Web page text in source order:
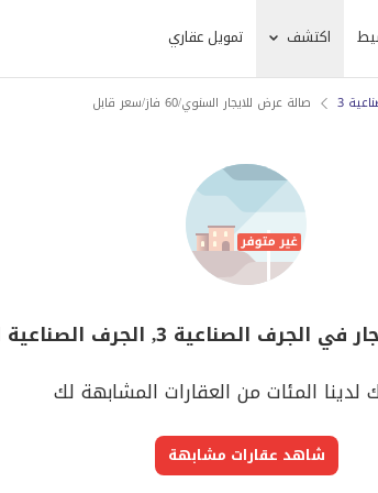
اكتشف تمويل عقاري
3 صالة عرض للايجار السنوي/60 فاز/سعر قابل
3, الجرف الصناعية لم يعد متوفر
المئات من العقارات المشابهة لك
شاهد عقارات مشابهة